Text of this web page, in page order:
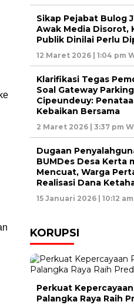
Sikap Pejabat Bulog
Awak Media Disorot,
Publik Dinilai Perlu
12 Maret 2026 | 1:04 pm
Klarifikasi Tegas
Soal Gateway
Cipeundeuy:
Kebaikan Bersama
2 Maret 2026 | 3:37 pm
Dugaan
BUMDes Desa Kerta
Mencuat, Warga
Realisasi Dana
15 Januari 2026 | 10:12
KORUPSI
Perkuat
Palangka Raya Raih